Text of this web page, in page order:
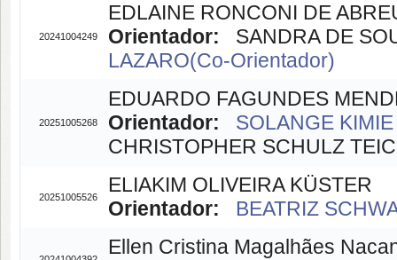
20241004249
EDLAINE RONCONI DE
Orientador: SANDRA DE
LAZARO(Co-Orientador)
20251005268
EDUARDO FAGUNDES
Orientador:
SOLANGE
CHRISTOPHER SCHULZ
20251005526
ELIAKIM OLIVEIRA KÜSTER
Orientador:
BEATRIZ
Ellen Cristina Magalhães